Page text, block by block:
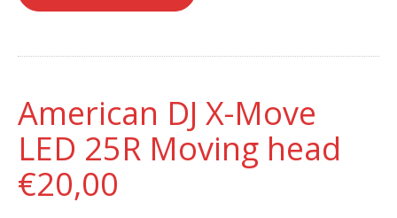
American DJ X-Move
LED 25R Moving head
€20,00